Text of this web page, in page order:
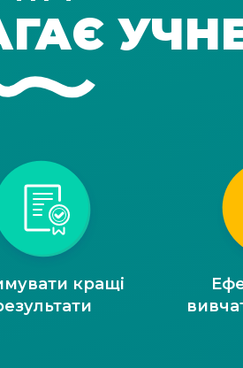
кращі